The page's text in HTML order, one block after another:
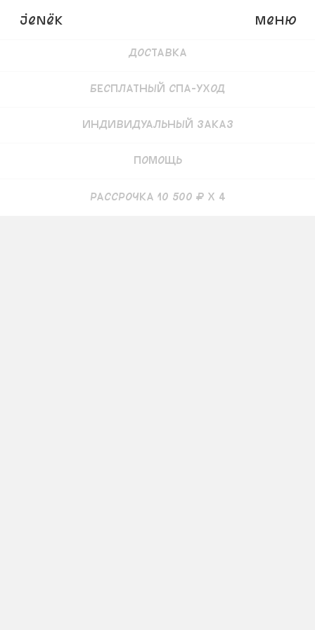
JENёK Меню
Доставка
Бесплатный СПА-уход
Индивидуальный заказ
Помощь
рассрочка 10 500 ₽ x 4